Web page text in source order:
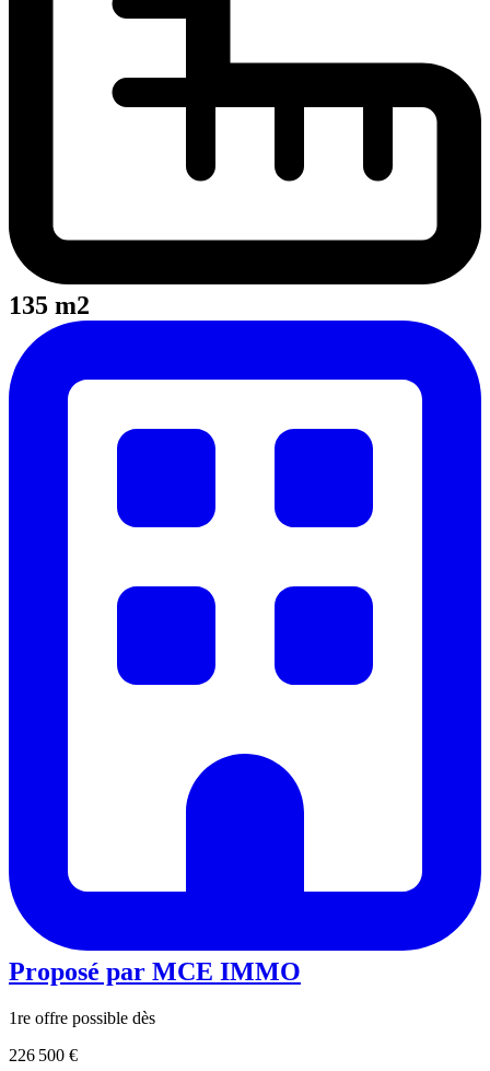
135 m2
Proposé par MCE IMMO
1re offre possible dès
226 500 €